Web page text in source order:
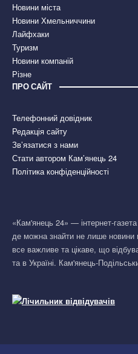
Новини міста
Новини Хмельниччини
Лайфхаки
Туризм
Новини компаній
Різне
ПРО САЙТ
Телефонний довідник
Редакція сайту
Зв’язатися з нами
Стати автором Кам’янець 24
Політика конфіденційності
«Кам'янець 24» — інтернет-
де можна знайти не лише новини
все важливе та цікаве, що
та в Україні. Кам'янець-